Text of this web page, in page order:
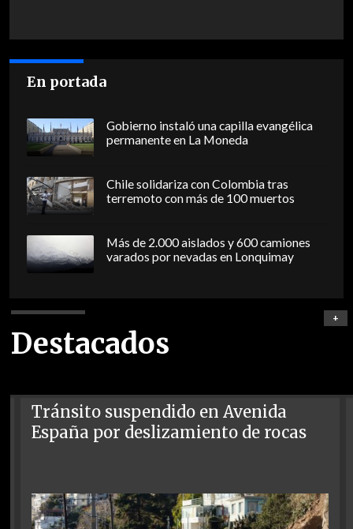
En portada
Gobierno instaló una capilla evangélica
permanente en La Moneda
Chile solidariza con Colombia tras
terremoto con más de 100 muertos
Más de 2.000 aislados y 600 camiones
varados por nevadas en Lonquimay
Destacados
+
Tránsito suspendido en Avenida
España por deslizamiento de rocas